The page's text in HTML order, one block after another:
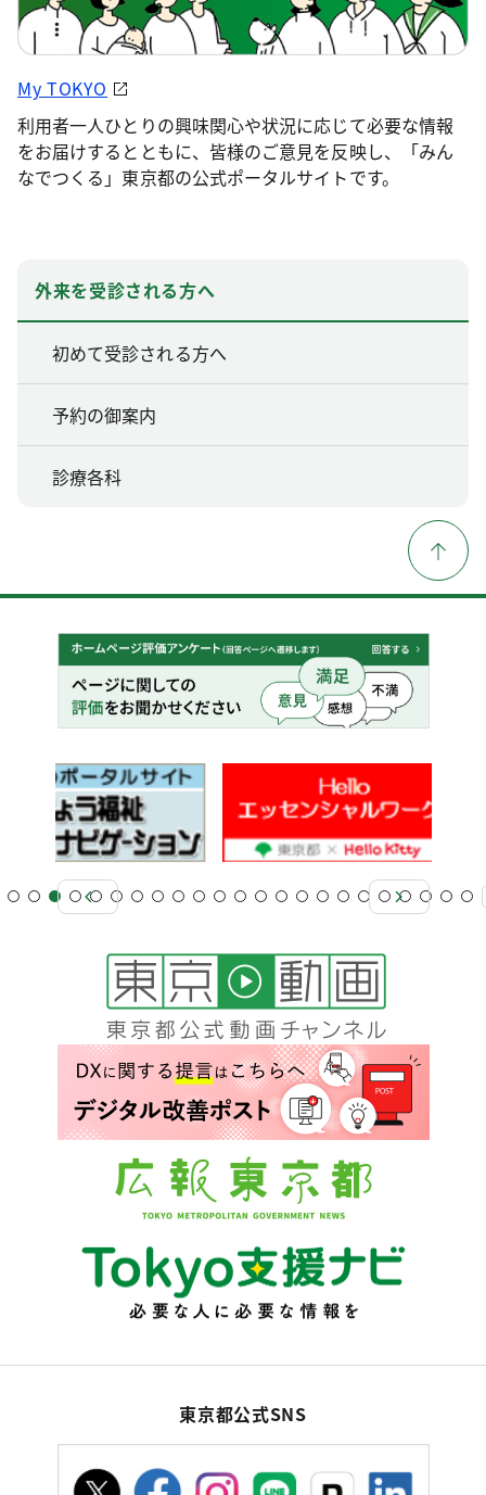
My TOKYO
利用者一人ひとりの興味関心や状況に応じて必要な情報
をお届けするとともに、皆様のご意見を反映し、「みん
なでつくる」東京都の公式ポータルサイトです。
外来を受診される方へ
初めて受診される方へ
予約の御案内
診療各科
東京都公式SNS